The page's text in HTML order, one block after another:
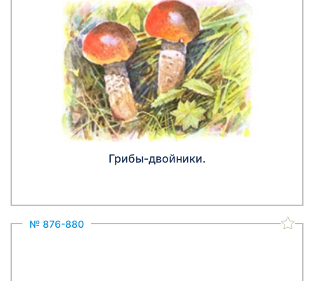
Грибы-двойники.
№ 876-880